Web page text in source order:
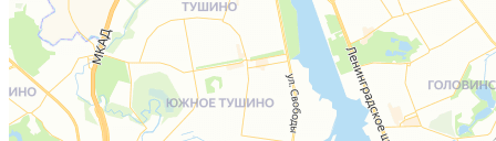
🖥️ КТ-снимок
🤖Анализ снимка при помощи
искусственного интеллекта DIAGNOCAT
Узнать подробнее